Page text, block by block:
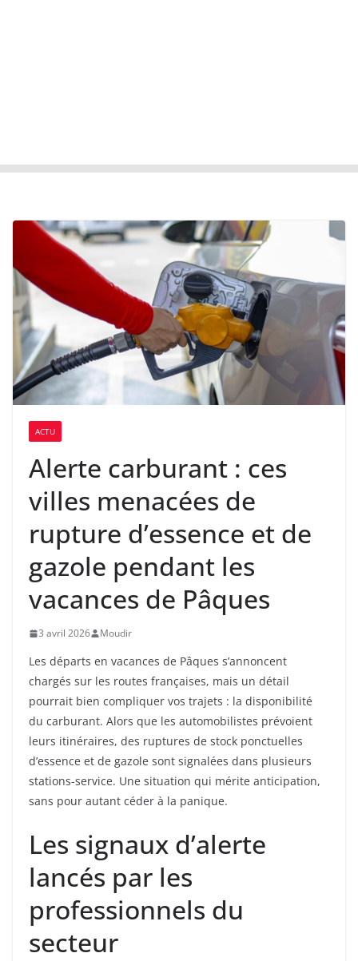
ACTU
Alerte carburant : ces
villes menacées de
rupture d’essence et de
gazole pendant les
vacances de Pâques
3 avril 2026 Moudir
Les départs en vacances de Pâques s’annoncent
chargés sur les routes françaises, mais un détail
pourrait bien compliquer vos trajets : la disponibilité
du carburant. Alors que les automobilistes prévoient
leurs itinéraires, des ruptures de stock ponctuelles
d’essence et de gazole sont signalées dans plusieurs
stations-service. Une situation qui mérite anticipation,
sans pour autant céder à la panique.
Les signaux d’alerte
lancés par les
professionnels du
secteur